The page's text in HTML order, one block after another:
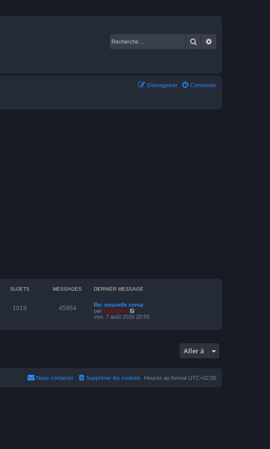
Rechercher
Connexion
S’enregistrer
SUJETS MESSAGES DERNIER MESSAGE
1019 45954
Re: nouvelle corsa
par LeKiffeur
o
i
e
m
ven. 7 août 2026 20:55
Aller à
Heures au format UTC+02:00
Supprimer les cookies
Nous contacter